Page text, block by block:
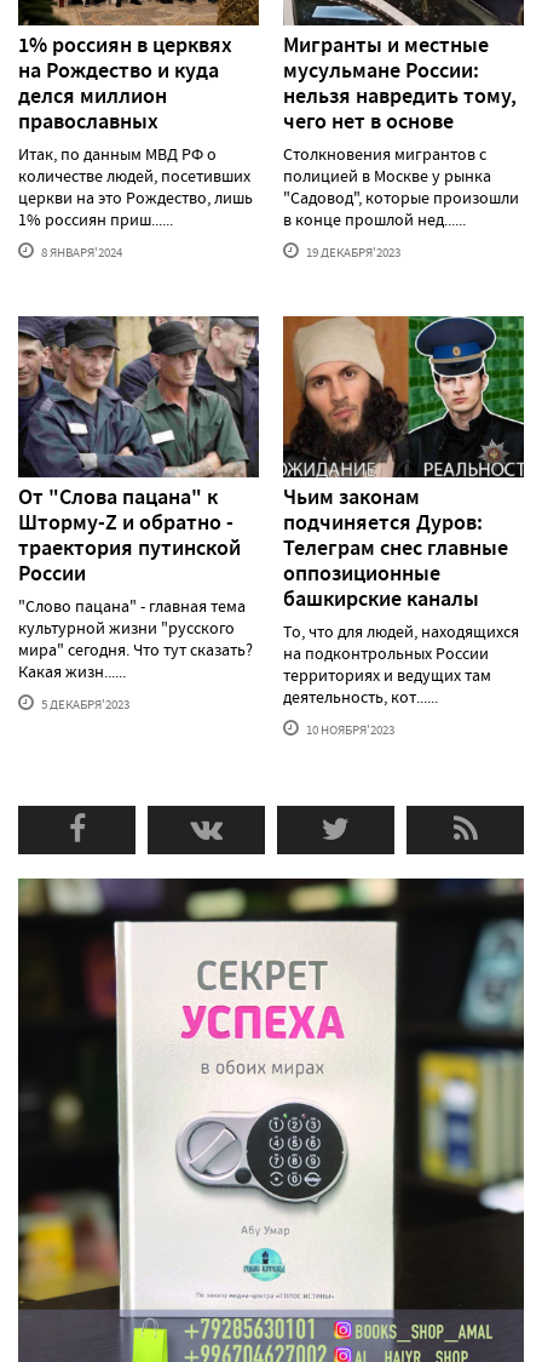
1% россиян в церквях
на Рождество и куда
делся миллион
православных
Итак, по данным МВД РФ о
количестве людей, посетивших
церкви на это Рождество, лишь
1% россиян приш......
8 ЯНВАРЯ'2024
Мигранты и местные
мусульмане России:
нельзя навредить тому,
чего нет в основе
Столкновения мигрантов с
полицией в Москве у рынка
"Садовод", которые произошли
в конце прошлой нед......
19 ДЕКАБРЯ'2023
От "Слова пацана" к
Шторму-Z и обратно -
траектория путинской
России
"Слово пацана" - главная тема
культурной жизни "русского
мира" сегодня. Что тут сказать?
Какая жизн......
5 ДЕКАБРЯ'2023
Чьим законам
подчиняется Дуров:
Телеграм снес главные
оппозиционные
башкирские каналы
То, что для людей, находящихся
на подконтрольных России
территориях и ведущих там
деятельность, кот......
10 НОЯБРЯ'2023